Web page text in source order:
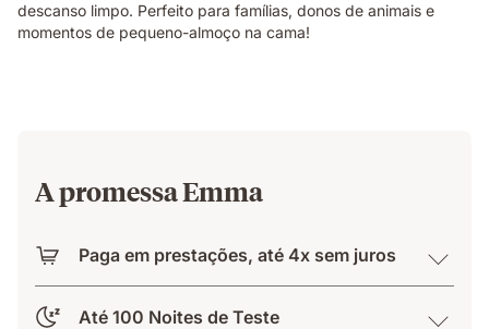
descanso limpo. Perfeito para famílias, donos de animais e
momentos de pequeno-almoço na cama!
A promessa Emma
Paga em prestações, até 4x sem juros
Até 100 Noites de Teste